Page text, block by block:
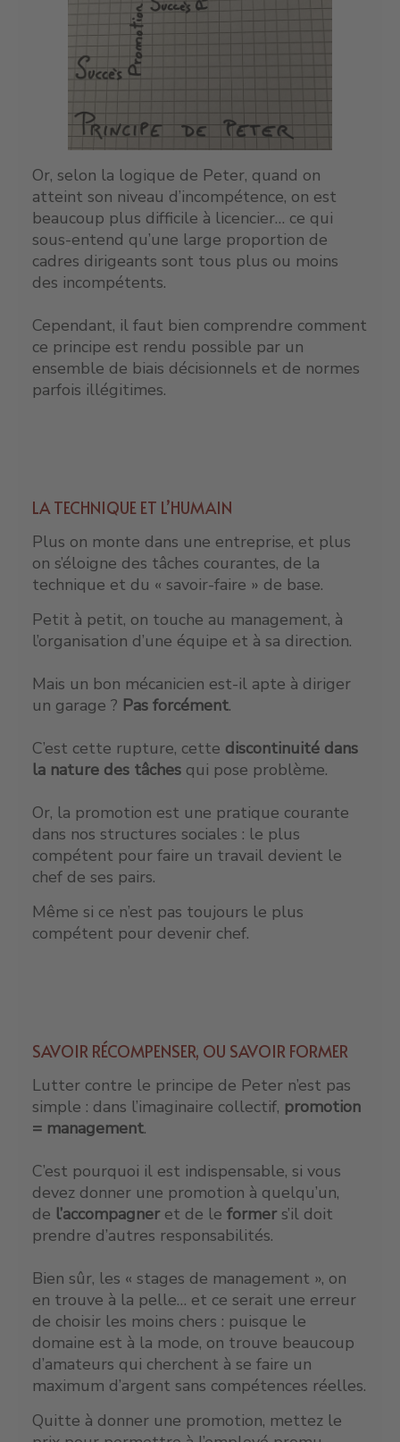
Or, selon la logique de Peter, quand on
atteint son niveau d’incompétence, on est
beaucoup plus difficile à licencier… ce qui
sous-entend qu’une large proportion de
cadres dirigeants sont tous plus ou moins
des incompétents.
Cependant, il faut bien comprendre comment
ce principe est rendu possible par un
ensemble de biais décisionnels et de normes
parfois illégitimes.
LA TECHNIQUE ET L’HUMAIN
Plus on monte dans une entreprise, et plus
on s’éloigne des tâches courantes, de la
technique et du « savoir-faire » de base.
Petit à petit, on touche au management, à
l’organisation d’une équipe et à sa direction.
Mais un bon mécanicien est-il apte à diriger
un garage ? Pas forcément.
C’est cette rupture, cette discontinuité dans
la nature des tâches qui pose problème.
Or, la promotion est une pratique courante
dans nos structures sociales : le plus
compétent pour faire un travail devient le
chef de ses pairs.
Même si ce n’est pas toujours le plus
compétent pour devenir chef.
SAVOIR RÉCOMPENSER, OU SAVOIR FORMER
Lutter contre le principe de Peter n’est pas
simple : dans l’imaginaire collectif, promotion
= management.
C’est pourquoi il est indispensable, si vous
devez donner une promotion à quelqu’un,
de l’accompagner et de le former s’il doit
prendre d’autres responsabilités.
Bien sûr, les « stages de management », on
en trouve à la pelle… et ce serait une erreur
de choisir les moins chers : puisque le
domaine est à la mode, on trouve beaucoup
d’amateurs qui cherchent à se faire un
maximum d’argent sans compétences réelles.
Quitte à donner une promotion, mettez le